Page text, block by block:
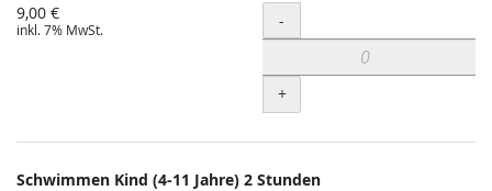
9,00 €
inkl. 7% MwSt. Menge
-
+
Schwimmen Kind (4-11 Jahre) 2 Stunden